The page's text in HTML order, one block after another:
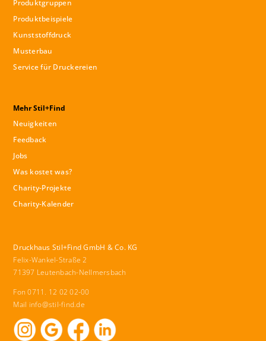
Produktgruppen
Produktbeispiele
Kunststoffdruck
Musterbau
Service für Druckereien
Mehr Stil+Find
Neuigkeiten
Feedback
Jobs
Was kostet was?
Charity-Projekte
Charity-Kalender
Druckhaus Stil+Find GmbH & Co. KG
Felix-Wankel-Straße 2
71397 Leutenbach-Nellmersbach
Fon 0711. 12 02 02-00
Mail info@stil-find.de